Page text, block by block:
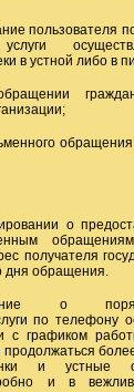
пользователя
услуги
в устной либо в
о
получателя
дня обращения.
о
по телефону
с графиком
продолжаться
и устные
и в